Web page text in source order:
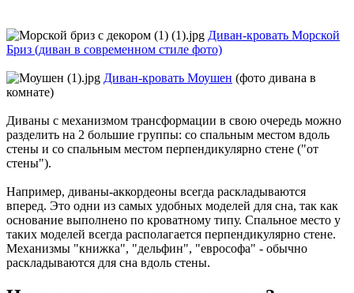
Диван-кровать Морской
Бриз (диван в современном стиле фото)
Диван-кровать Моушен (фото дивана в
комнате)
Диваны с механизмом трансформации в свою очередь можно
разделить на 2 большие группы: со спальным местом вдоль
стены и со спальным местом перпендикулярно стене ("от
стены").
Например, диваны-аккордеоны всегда раскладываются
вперед. Это одни из самых удобных моделей для сна, так как
основание выполнено по кроватному типу. Спальное место у
таких моделей всегда располагается перпендикулярно стене.
Механизмы "книжка", "дельфин", "еврософа" - обычно
раскладываются для сна вдоль стены.